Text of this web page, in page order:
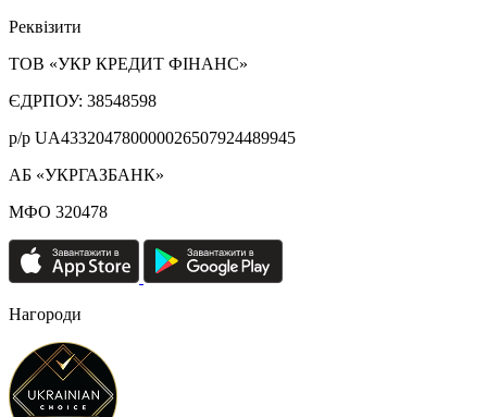
Реквізити
ТОВ «УКР КРЕДИТ ФІНАНС»
ЄДРПОУ: 38548598
р/р UA433204780000026507924489945
АБ «УКРГАЗБАНК»
МФО 320478
Нагороди